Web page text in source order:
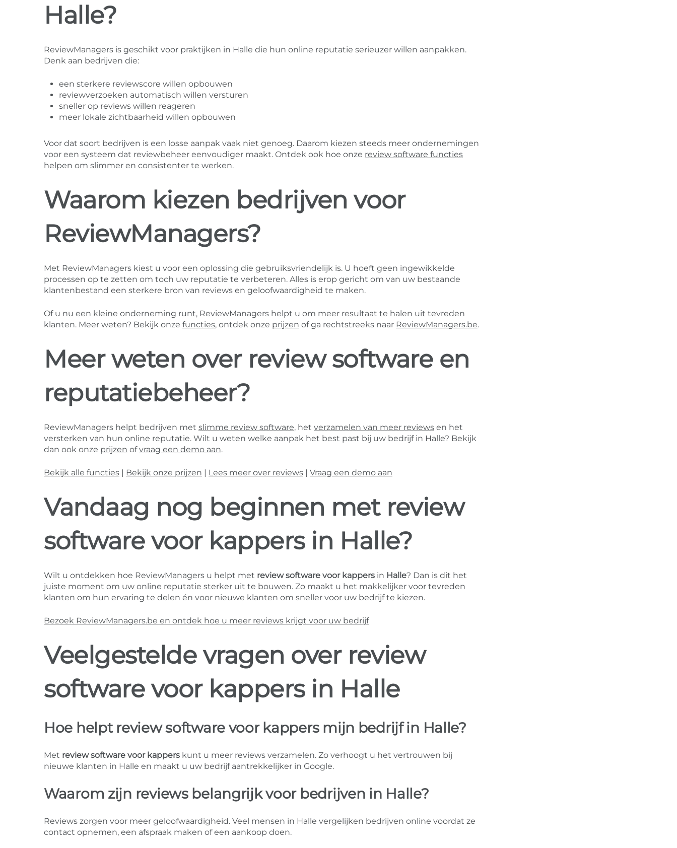
Halle?
ReviewManagers is geschikt voor praktijken in Halle die hun online reputatie serieuzer willen aanpakken.
Denk aan bedrijven die:
een sterkere reviewscore willen opbouwen
reviewverzoeken automatisch willen versturen
sneller op reviews willen reageren
meer lokale zichtbaarheid willen opbouwen
Voor dat soort bedrijven is een losse aanpak vaak niet genoeg. Daarom kiezen steeds meer ondernemingen
voor een systeem dat reviewbeheer eenvoudiger maakt. Ontdek ook hoe onze review software functies
helpen om slimmer en consistenter te werken.
Waarom kiezen bedrijven voor
ReviewManagers?
Met ReviewManagers kiest u voor een oplossing die gebruiksvriendelijk is. U hoeft geen ingewikkelde
processen op te zetten om toch uw reputatie te verbeteren. Alles is erop gericht om van uw bestaande
klantenbestand een sterkere bron van reviews en geloofwaardigheid te maken.
Of u nu een kleine onderneming runt, ReviewManagers helpt u om meer resultaat te halen uit tevreden
klanten. Meer weten? Bekijk onze functies, ontdek onze prijzen of ga rechtstreeks naar ReviewManagers.be.
Meer weten over review software en
reputatiebeheer?
ReviewManagers helpt bedrijven met slimme review software, het verzamelen van meer reviews en het
versterken van hun online reputatie. Wilt u weten welke aanpak het best past bij uw bedrijf in Halle? Bekijk
dan ook onze prijzen ofvraag een demo aan.
Bekijk alle functies Bekijk onze prijzen Lees meer over reviews Vraag een demo aan
Vandaag nog beginnen met review
software voor kappers in Halle?
Wilt u ontdekken hoe ReviewManagers u helpt met review software voor kappers in Halle? Dan is dit het
juiste moment om uw online reputatie sterker uit te bouwen. Zo maakt u het makkelijker voor tevreden
klanten om hun ervaring te delen én voor nieuwe klanten om sneller voor uw bedrijf te kiezen.
Bezoek ReviewManagers.be en ontdek hoe u meer reviews krijgt voor uw bedrijf
Veelgestelde vragen over review
software voor kappers in Halle
Hoe helpt review software voor kappers mijn bedrijf in Halle?
Met review software voor kappers kunt u meer reviews verzamelen. Zo verhoogt u het vertrouwen bij
nieuwe klanten in Halle en maakt u uw bedrijf aantrekkelijker in Google.
Waarom zijn reviews belangrijk voor bedrijven in Halle?
Reviews zorgen voor meer geloofwaardigheid. Veel mensen in Halle vergelijken bedrijven online voordat ze
contact opnemen, een afspraak maken of een aankoop doen.